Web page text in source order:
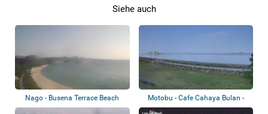
Siehe auch
Nago - Busena Terrace Beach
Motobu - Cafe Cahaya Bulan -
Emerald Bea...